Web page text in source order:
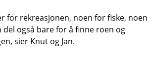
for rekreasjonen, noen for fiske, noen
også bare for å finne roen og
sier Knut og Jan.